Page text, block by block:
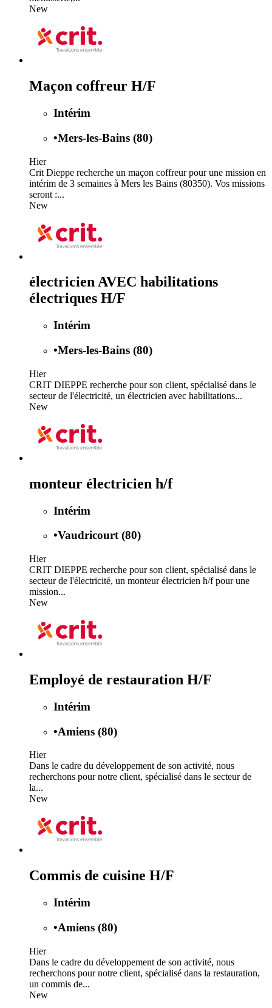
New
Maçon coffreur H/F
Intérim
•Mers-les-Bains (80)
Hier
Crit Dieppe recherche un maçon coffreur pour une mission en
intérim de 3 semaines à Mers les Bains (80350). Vos missions
seront :...
New
électricien AVEC habilitations
électriques H/F
Intérim
•Mers-les-Bains (80)
Hier
CRIT DIEPPE recherche pour son client, spécialisé dans le
secteur de l'électricité, un électricien avec habilitations...
New
monteur électricien h/f
Intérim
•Vaudricourt (80)
Hier
CRIT DIEPPE recherche pour son client, spécialisé dans le
secteur de l'électricité, un monteur électricien h/f pour une
mission...
New
Employé de restauration H/F
Intérim
•Amiens (80)
Hier
Dans le cadre du développement de son activité, nous
recherchons pour notre client, spécialisé dans le secteur de
la...
New
Commis de cuisine H/F
Intérim
•Amiens (80)
Hier
Dans le cadre du développement de son activité, nous
recherchons pour notre client, spécialisé dans la restauration,
un commis de...
New